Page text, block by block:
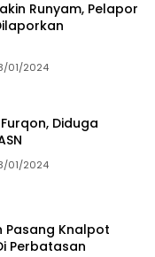
Runyam, Pelapor
01/2024
Diduga
01/2024
Pasang Knalpot
Perbatasan